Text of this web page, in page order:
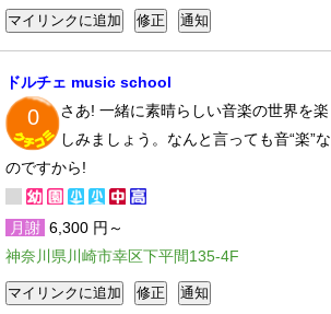
ドルチェ music school
0
さあ! 一緒に素晴らしい音楽の世界を楽
しみましょう。なんと言っても音“楽”な
のですから!
月謝 6,300 円～
神奈川県川崎市幸区下平間135-4F